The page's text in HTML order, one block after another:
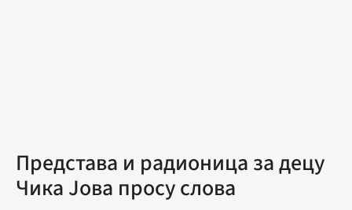
Представа и радионица за децу
Чика Јова просу слова